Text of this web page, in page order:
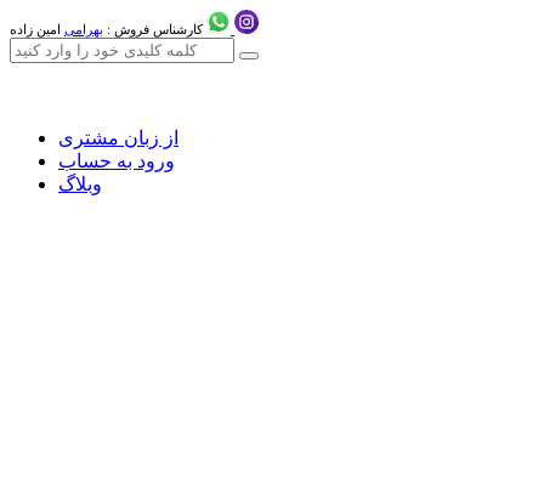
کارشناس فروش : بهرامی امین زاده
از زبان مشتری
ورود به حساب
وبلاگ